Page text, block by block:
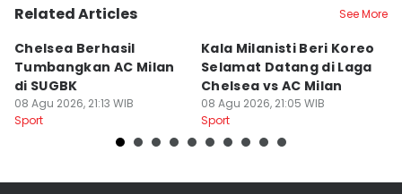
Related Articles See More
Chelsea Berhasil
Tumbangkan AC Milan
di SUGBK
08 Agu 2026, 21:13 WIB
Sport
Kala Milanisti Beri Koreo
Selamat Datang di Laga
Chelsea vs AC Milan
08 Agu 2026, 21:05 WIB
Sport